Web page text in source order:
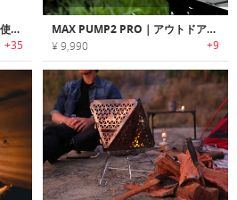
DualFuel｜ライターとしても使用可能なポータブルチャージャー「デュアルフュール」
+35
MAX PUMP2 PRO｜アウトドアアクティビティで活躍する4-in-1ポータブルポンプ「マックスポンプ」
¥ 9,990 +9